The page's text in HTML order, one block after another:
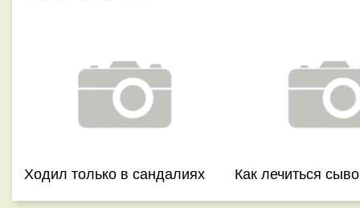
Ходил только в сандалиях Как лечиться